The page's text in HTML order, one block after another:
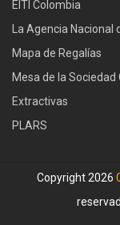
EITI Colombia
La Agencia Nacional
Mapa de Regalías
Mesa de la
Extractivas
PLARS
Copyright 2026